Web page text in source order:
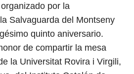
por la
Salvaguarda del Montseny
quinto aniversario.
de compartir la mesa
la Universitat Rovira i Virgili,